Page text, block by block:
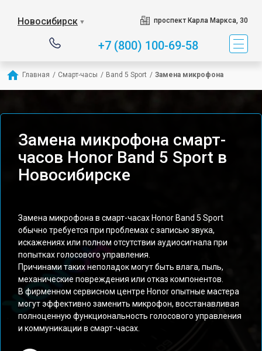
Новосибирск ▼ проспект Карла Маркса, 30
+7 (800) 100-69-58
Главная / Смарт-часы / Band 5 Sport / Замена микрофона
Замена микрофона смарт-
часов Honor Band 5 Sport в
Новосибирске
Замена микрофона в смарт-часах Honor Band 5 Sport
обычно требуется при проблемах с записью звука,
искажениях или полном отсутствии аудиосигнала при
попытках голосового управления.
Причинами таких неполадок могут быть влага, пыль,
механические повреждения или отказ компонентов.
В фирменном сервисном центре Honor опытные мастера
могут эффективно заменить микрофон, восстанавливая
полноценную функциональность голосового управления
и коммуникации в смарт-часах.